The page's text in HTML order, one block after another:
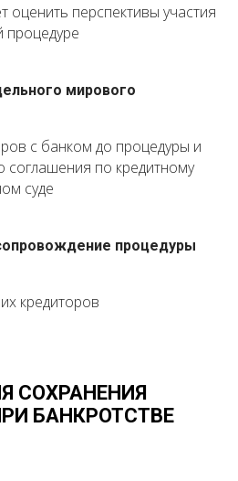
оценить перспективы участия
процедуре
мирового
с банком до процедуры и
по кредитному
суде
процедуры
кредиторов
СОХРАНЕНИЯ
БАНКРОТСТВЕ